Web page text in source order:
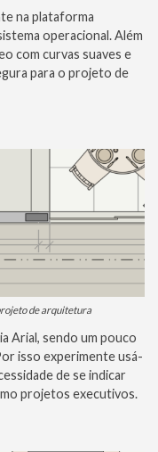
na plataforma
operacional. Além
com curvas suaves e
para o projeto de
de arquitetura
Arial, sendo um pouco
isso experimente usá-
de se indicar
projetos executivos.